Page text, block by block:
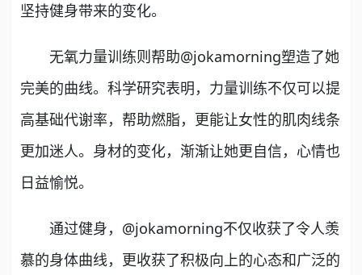
坚持健身带来的变化。
无氧力量训练则帮助@jokamorning塑造了她
完美的曲线。科学研究表明，力量训练不仅可以提
高基础代谢率，帮助燃脂，更能让女性的肌肉线条
更加迷人。身材的变化，渐渐让她更自信，心情也
日益愉悦。
通过健身，@jokamorning不仅收获了令人羡
慕的身体曲线，更收获了积极向上的心态和广泛的